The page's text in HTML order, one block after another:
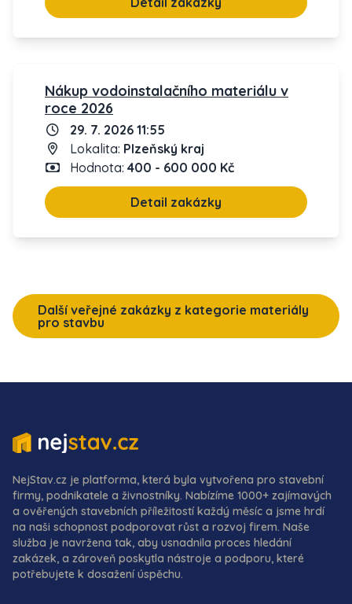
Nákup vodoinstalačního materiálu v
roce 2026
29. 7. 2026 11:55
Lokalita: Plzeňský kraj
Hodnota: 400 - 600 000 Kč
Detail zakázky
Další veřejné zakázky z kategorie materiály
pro stavbu
NejStav.cz je platforma, která byla vytvořena pro stavební
firmy, podnikatele a živnostníky. Nabízíme 1000+ zajímavých
a ověřených stavebních příležitostí každý měsíc a jsme hrdí
na naši schopnost podporovat růst a rozvoj firem. Naše
služba je navržena tak, aby usnadnila proces hledání
zakázek, a zároveň poskytla nástroje a podporu, které
potřebujete k dosažení úspěchu.